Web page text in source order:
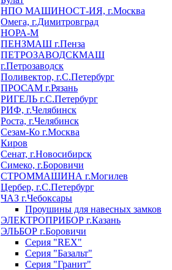
НПО МАШИНОСТ-ИЯ, г.Москва
Омега, г.Димитровград
НОРА-М
ПЕНЗМАШ г.Пенза
ПЕТРОЗАВОДСКМАШ
г.Петрозаводск
Поливектор, г.С.Петербург
ПРОСАМ г.Рязань
РИГЕЛЬ г.С.Петербург
РИФ, г.Челябинск
Роста, г.Челябинск
Сезам-Ко г.Москва
Киров
Сенат, г.Новосибирск
Симеко, г.Боровичи
СТРОММАШИНА г.Могилев
Цербер, г.С.Петербург
ЧАЗ г.Чебоксары
Проушины для навесных замков
ЭЛЕКТРОПРИБОР г.Казань
ЭЛЬБОР г.Боровичи
Серия "REX"
Серия "Базальт"
Серия "Гранит"